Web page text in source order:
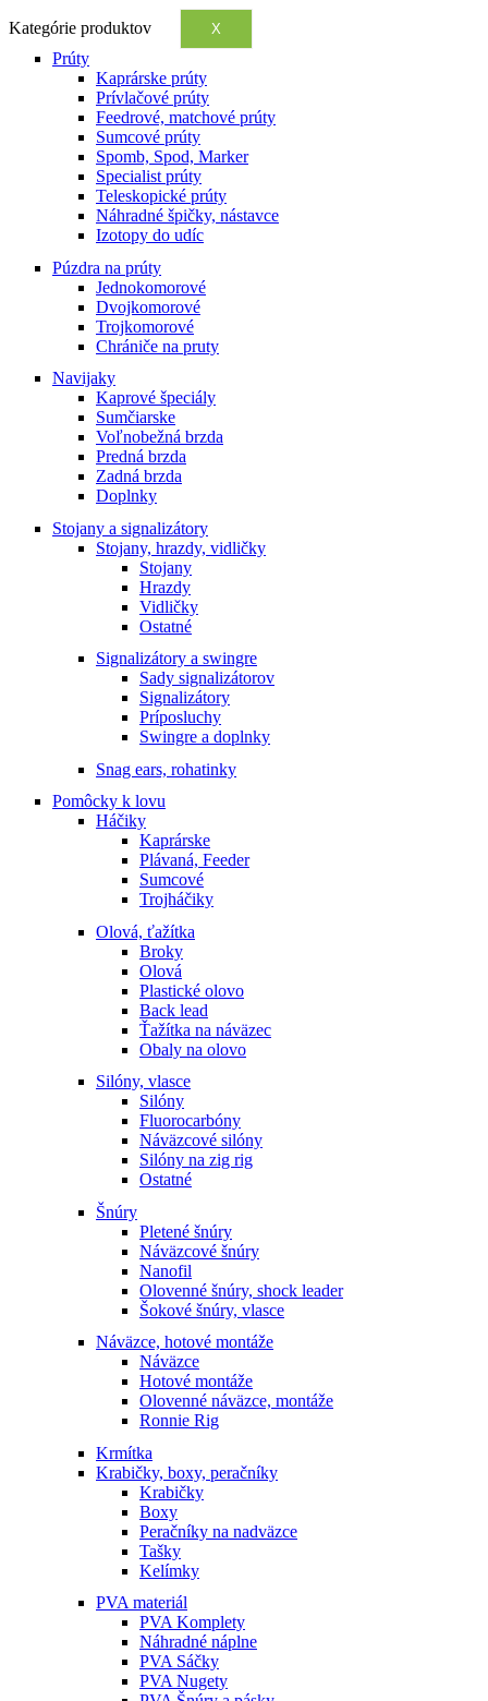
Kategórie produktov X
Prúty
Kaprárske prúty
Prívlačové prúty
Feedrové, matchové prúty
Sumcové prúty
Spomb, Spod, Marker
Specialist prúty
Teleskopické prúty
Náhradné špičky, nástavce
Izotopy do udíc
Púzdra na prúty
Jednokomorové
Dvojkomorové
Trojkomorové
Chrániče na pruty
Navijaky
Kaprové špeciály
Sumčiarske
Voľnobežná brzda
Predná brzda
Zadná brzda
Doplnky
Stojany a signalizátory
Stojany, hrazdy, vidličky
Stojany
Hrazdy
Vidličky
Ostatné
Signalizátory a swingre
Sady signalizátorov
Signalizátory
Príposluchy
Swingre a doplnky
Snag ears, rohatinky
Pomôcky k lovu
Háčiky
Kaprárske
Plávaná, Feeder
Sumcové
Trojháčiky
Olová, ťažítka
Broky
Olová
Plastické olovo
Back lead
Ťažítka na náväzec
Obaly na olovo
Silóny, vlasce
Silóny
Fluorocarbóny
Náväzcové silóny
Silóny na zig rig
Ostatné
Šnúry
Pletené šnúry
Náväzcové šnúry
Nanofil
Olovenné šnúry, shock leader
Šokové šnúry, vlasce
Náväzce, hotové montáže
Náväzce
Hotové montáže
Olovenné náväzce, montáže
Ronnie Rig
Krmítka
Krabičky, boxy, peračníky
Krabičky
Boxy
Peračníky na nadväzce
Tašky
Kelímky
PVA materiál
PVA Komplety
Náhradné náplne
PVA Sáčky
PVA Nugety